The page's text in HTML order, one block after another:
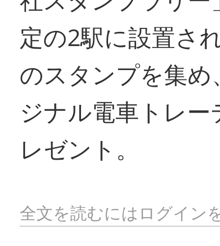
定の2駅に設置さ
のスタンプを集
ジナル電車トレ
レゼント。
全文を読むにはログイン